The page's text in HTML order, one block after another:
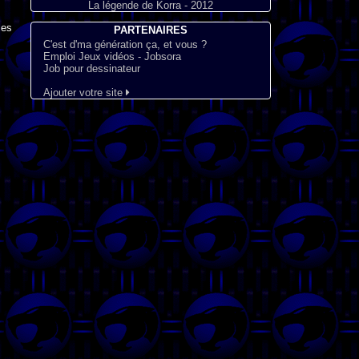
La légende de Korra - 2012
PARTENAIRES
C'est d'ma génération ça, et vous ?
Emploi Jeux vidéos - Jobsora
Job pour dessinateur
Ajouter votre site